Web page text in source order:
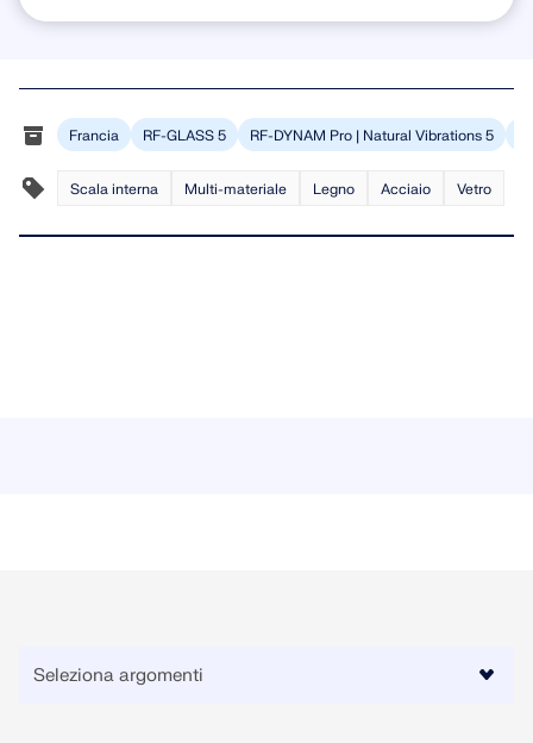
Francia RF-GLASS 5 RF-DYNAM Pro | Natural Vibrations 5
Scala interna Multi-materiale Legno Acciaio Vetro